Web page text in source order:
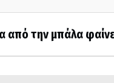
από την μπάλα